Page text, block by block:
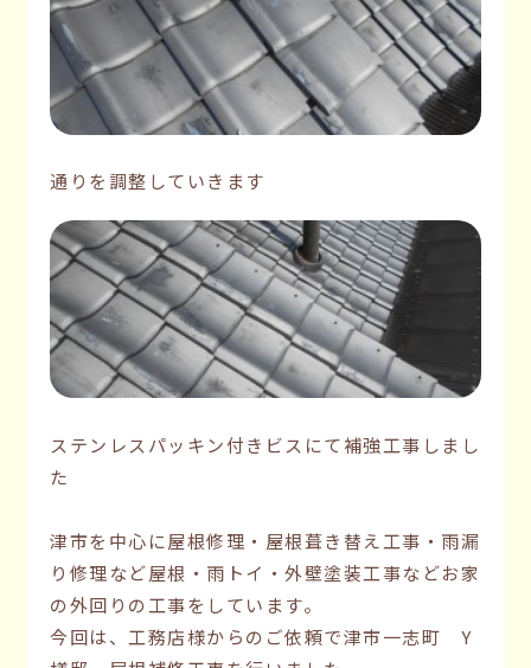
通りを調整していきます
ステンレスパッキン付きビスにて補強工事しまし
た
津市を中心に屋根修理・屋根葺き替え工事・雨漏
り修理など屋根・雨トイ・外壁塗装工事などお家
の外回りの工事をしています。
今回は、工務店様からのご依頼で津市一志町 Y